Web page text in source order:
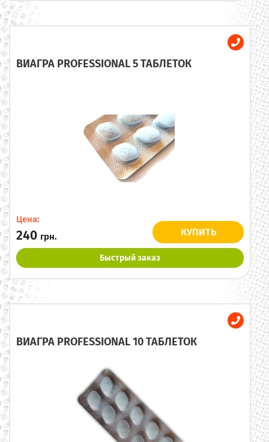
ВИАГРА PROFESSIONAL 5 ТАБЛЕТОК
Цена:
240 грн. КУПИТЬ
Быстрый заказ
ВИАГРА PROFESSIONAL 10 ТАБЛЕТОК